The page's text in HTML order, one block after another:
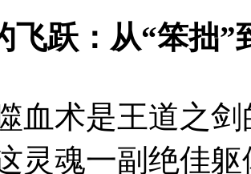
飞跃：从“笨拙”
血术是王道之
灵魂一副绝佳躯